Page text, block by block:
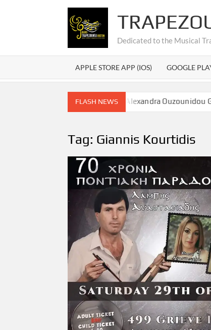
Dedicated to the Musical
APPLE STORE APP (IOS) GOOGLE
FLASH NEWS
Ουζουνίδου – Alexandra Ouzounidou Graduation
Tag: Giannis Kourtidis